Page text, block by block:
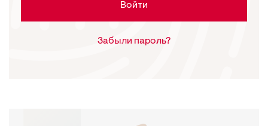
Войти
Забыли пароль?